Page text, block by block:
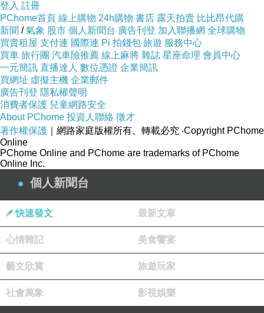
旅人
2022-11-19 19:21:47
同樣的香水
有不同寫法
版主回應
謝謝旅人讀詩^^
周末愉快
登入 註冊
PChome首頁 線上購物 24h購物 書店 露天拍賣 比比昂代購
新聞 /氣象 股市 個人新聞台 廣告刊登 加入聯播網 全球購物
買賣租屋 支付連 國際連 Pi 拍錢包 旅遊 服務中心
買車 旅行團 汽車險推薦 線上麻將 雜誌 星座命理 會員中心
一元簡訊 直播達人 數位憑證 企業簡訊
買網址 虛擬主機 企業郵件
廣告刊登 隱私權聲明
消費者保護 兒童網路安全
About PChome 投資人聯絡 徵才
著作權保護 ｜網路家庭版權所有、轉載必究 ‧Copyright PChome
Online
PChome Online and PChome are trademarks of PChome
Online Inc.
個人新聞台
快速發文 最新文章
心情雜記 美食饗宴
藝文欣賞 旅遊玩家
社會萬象 影視娛樂